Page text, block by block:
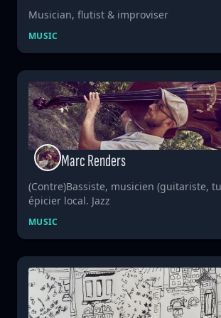
Musician, flutist & improviser
MUSIC
Marc Renders
(Contre)Bassiste, musicien (guitariste,
épicier local. Jazz
MUSIC